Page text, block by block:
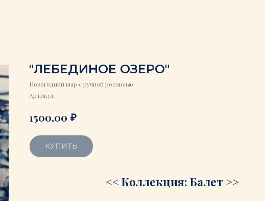
"ЛЕБЕДИНОЕ ОЗЕРО"
Новогодний шар с ручной росписью
Артикул:
1500,00 ₽
КУПИТЬ
<< Коллекция: Балет >>